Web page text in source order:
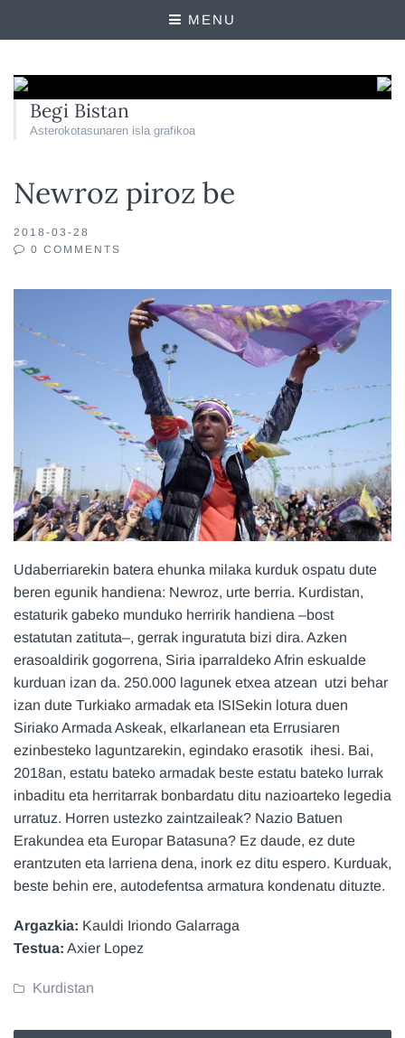
MENU
Begi Bistan
Asterokotasunaren isla grafikoa
Newroz piroz be
2018-03-28
0 COMMENTS
Udaberriarekin batera ehunka milaka kurduk ospatu dute
beren egunik handiena: Newroz, urte berria. Kurdistan,
estaturik gabeko munduko herririk handiena –bost
estatutan zatituta–, gerrak inguratuta bizi dira. Azken
erasoaldirik gogorrena, Siria iparraldeko Afrin eskualde
kurduan izan da. 250.000 lagunek etxea atzean utzi behar
izan dute Turkiako armadak eta ISISekin lotura duen
Siriako Armada Askeak, elkarlanean eta Errusiaren
ezinbesteko laguntzarekin, egindako erasotik ihesi. Bai,
2018an, estatu bateko armadak beste estatu bateko lurrak
inbaditu eta herritarrak bonbardatu ditu nazioarteko legedia
urratuz. Horren ustezko zaintzaileak? Nazio Batuen
Erakundea eta Europar Batasuna? Ez daude, ez dute
erantzuten eta larriena dena, inork ez ditu espero. Kurduak,
beste behin ere, autodefentsa armatura kondenatu dituzte.
Argazkia: Kauldi Iriondo Galarraga
Testua: Axier Lopez
Kurdistan